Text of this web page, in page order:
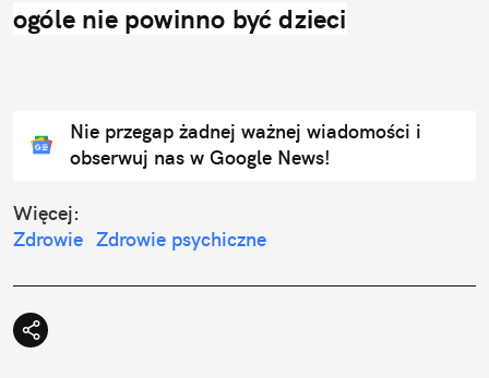
ogóle nie powinno być dzieci
Nie przegap żadnej ważnej wiadomości i
obserwuj nas w Google News!
Więcej:
Zdrowie Zdrowie psychiczne